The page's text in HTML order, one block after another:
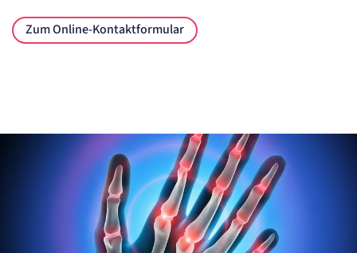
Zum Online-Kontaktformular